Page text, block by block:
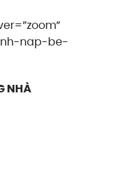
nap-be-
NHÀ